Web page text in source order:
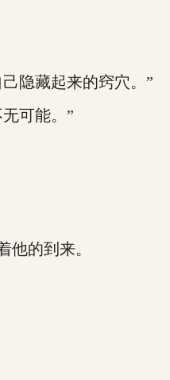
隐藏起来的窍穴。”
可能。”
的到来。